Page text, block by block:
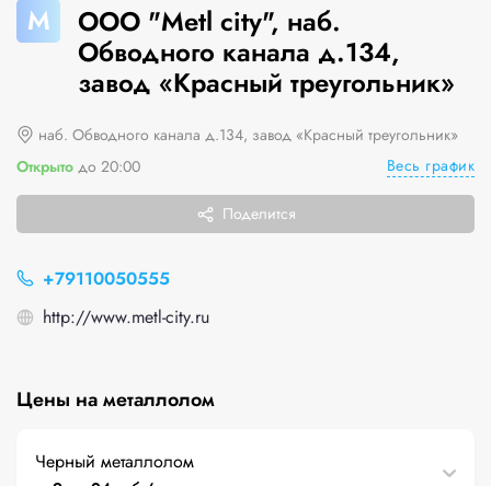
M
ООО "Metl city", наб.
Обводного канала д.134,
завод «Красный треугольник»
наб. Обводного канала д.134, завод «Красный треугольник»
Открыто до 20:00 Весь график
Поделится
+79110050555
http://www.metl-city.ru
Цены на металлолом
Черный металлолом